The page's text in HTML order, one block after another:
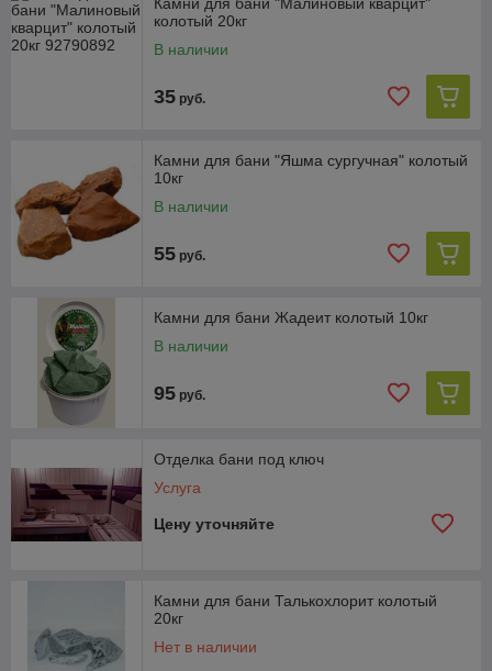
колотый 20кг
В наличии
35 руб.
Камни для бани "Яшма сургучная" колотый
10кг
В наличии
55 руб.
Камни для бани Жадеит колотый 10кг
В наличии
95 руб.
Отделка бани под ключ
Услуга
Цену уточняйте
Камни для бани Талькохлорит колотый
20кг
Нет в наличии